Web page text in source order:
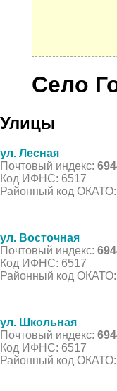
Село
Улицы
ул. Лесная
Почтовый индекс:
Код ИФНС: 6517
Районный код
ул. Восточная
Почтовый индекс:
Код ИФНС: 6517
Районный код
ул. Школьная
Почтовый индекс:
Код ИФНС: 6517
Районный код